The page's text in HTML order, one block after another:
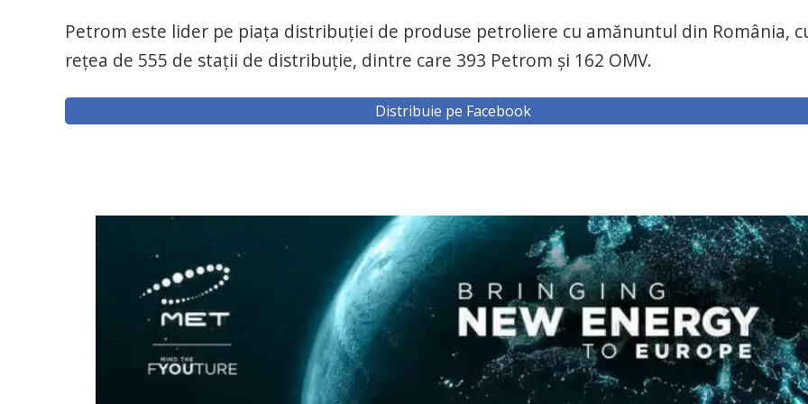
Petrom este lider pe piața distribuției de produse petroliere cu amănuntul din România,
rețea de 555 de stații de distribuție, dintre care 393 Petrom și 162 OMV.
Distribuie pe Facebook